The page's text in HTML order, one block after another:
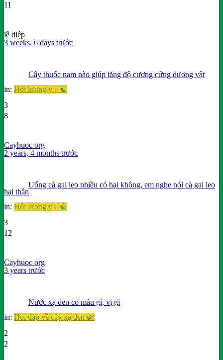
11
lê diệp
3 weeks, 6 days trước
Cây thuốc nam nào giúp tăng độ cương cứng dương vật
in: Hỏi lương y ? ☯️
3
8
Cayhuoc org
2 years, 4 months trước
Uống cà gai leo nhiều có hại không, em nghe nói cà gai leo
hại thận
in: Hỏi lương y ? ☯️
3
12
Cayhuoc org
3 years trước
Nước xạ đen có màu gì, vị gì
in: Hỏi đáp về cây xạ đen 🌿
2
2